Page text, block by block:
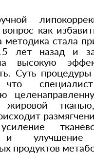
как
методика стала
лет назад и
высокую
Суть
специалист
жировой
и улучшение
продуктов